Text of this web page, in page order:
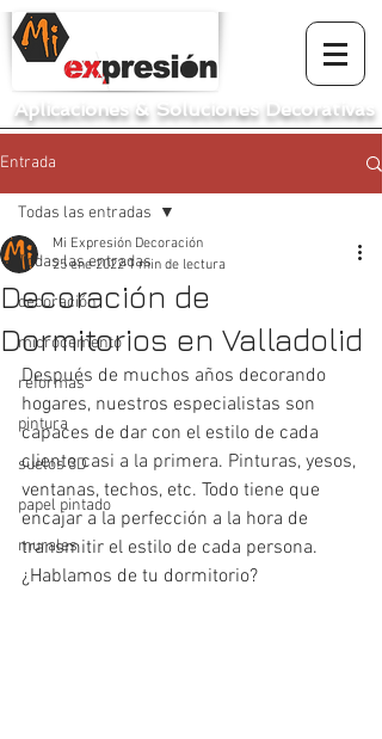
Aplicaciones & Soluciones Decorativas
Entrada
Todas las entradas
decoración
microcemento
reformas
pintura
suelos 3D
papel pintado
murales
Todas las entradas
Decoración de
Dormitorios en Valladolid
Mi Expresión Decoración
25 ene 2022 1 min de lectura
Después de muchos años decorando
hogares, nuestros especialistas son
capaces de dar con el estilo de cada
cliente casi a la primera. Pinturas, yesos,
ventanas, techos, etc. Todo tiene que
encajar a la perfección a la hora de
transmitir el estilo de cada persona.
¿Hablamos de tu dormitorio?